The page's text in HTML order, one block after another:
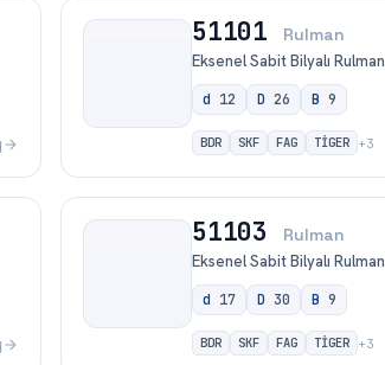
51101 Rulman
Eksenel Sabit Bilyalı Rulman
d 12 D 26 B 9
BDR SKF FAG TİGER +3
51103 Rulman
Eksenel Sabit Bilyalı Rulman
d 17 D 30 B 9
BDR SKF FAG TİGER +3